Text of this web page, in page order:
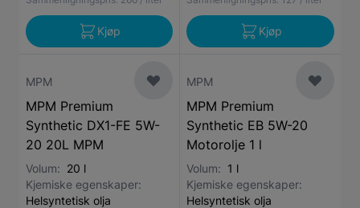
Kjøp Kjøp
MPM
MPM Premium
Synthetic DX1-FE 5W-
20 20L MPM
Volum: 20 l
Kjemiske egenskaper:
Helsyntetisk olja
MPM
MPM Premium
Synthetic EB 5W-20
Motorolje 1 l
Volum: 1 l
Kjemiske egenskaper:
Helsyntetisk olja